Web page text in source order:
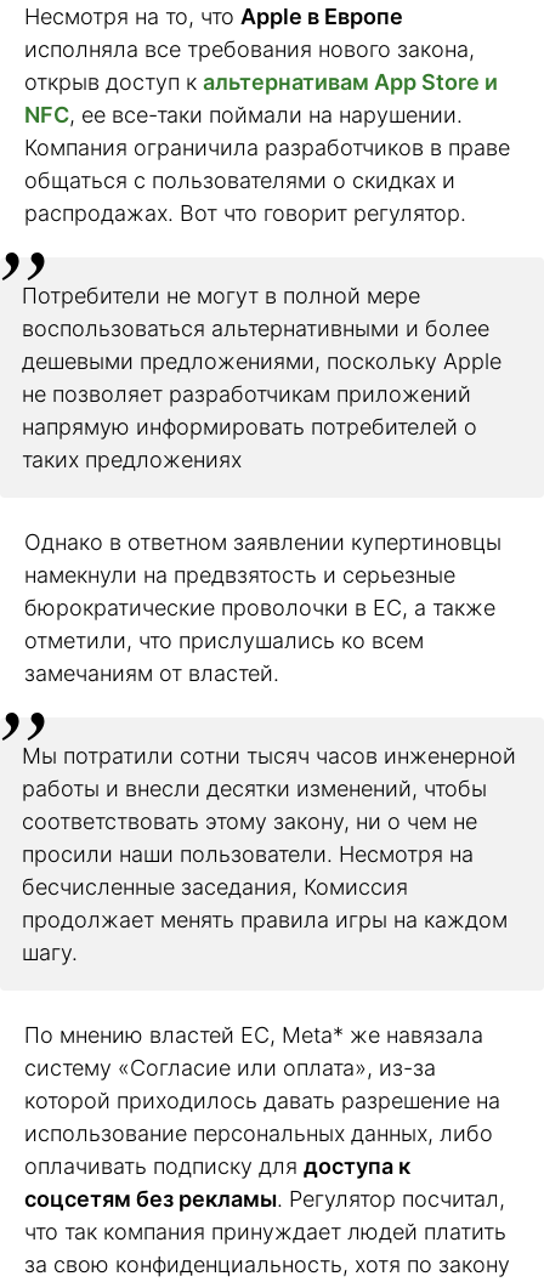
Несмотря на то, что Apple в Европе
исполняла все требования нового закона,
открыв доступ к альтернативам App Store и
NFC, ее все-таки поймали на нарушении.
Компания ограничила разработчиков в праве
общаться с пользователями о скидках и
распродажах. Вот что говорит регулятор.
Потребители не могут в полной мере
воспользоваться альтернативными и более
дешевыми предложениями, поскольку Apple
не позволяет разработчикам приложений
напрямую информировать потребителей о
таких предложениях
Однако в ответном заявлении купертиновцы
намекнули на предвзятость и серьезные
бюрократические проволочки в ЕС, а также
отметили, что прислушались ко всем
замечаниям от властей.
Мы потратили сотни тысяч часов инженерной
работы и внесли десятки изменений, чтобы
соответствовать этому закону, ни о чем не
просили наши пользователи. Несмотря на
бесчисленные заседания, Комиссия
продолжает менять правила игры на каждом
шагу.
По мнению властей ЕС, Meta* же навязала
систему «Согласие или оплата», из-за
которой приходилось давать разрешение на
использование персональных данных, либо
оплачивать подписку для доступа к
соцсетям без рекламы. Регулятор посчитал,
что так компания принуждает людей платить
за свою конфиденциальность, хотя по закону